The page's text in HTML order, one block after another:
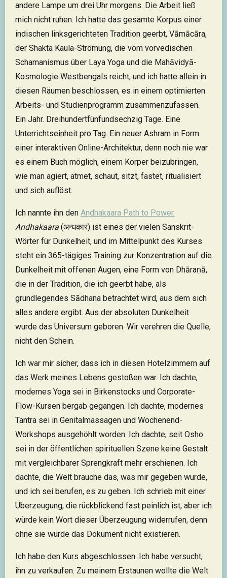
andere Lampe um drei Uhr morgens. Die Arbeit ließ
mich nicht ruhen. Ich hatte das gesamte Korpus einer
indischen linksgerichteten Tradition geerbt, Vāmācāra,
der Shakta Kaula-Strömung, die vom vorvedischen
Schamanismus über Laya Yoga und die Mahāvidyā-
Kosmologie Westbengals reicht, und ich hatte allein in
diesen Räumen beschlossen, es in einem optimierten
Arbeits- und Studienprogramm zusammenzufassen.
Ein Jahr. Dreihundertfünfundsechzig Tage. Eine
Unterrichtseinheit pro Tag. Ein neuer Ashram in Form
einer interaktiven Online-Architektur, denn noch nie war
es einem Buch möglich, einem Körper beizubringen,
wie man agiert, atmet, schaut, sitzt, fastet, ritualisiert
und sich auflöst.
Ich nannte ihn den Andhakaara Path to Power.
Andhakaara (अन्धकार) ist eines der vielen Sanskrit-
Wörter für Dunkelheit, und im Mittelpunkt des Kurses
steht ein 365-tägiges Training zur Konzentration auf die
Dunkelheit mit offenen Augen, eine Form von Dhāraṇā,
die in der Tradition, die ich geerbt habe, als
grundlegendes Sādhana betrachtet wird, aus dem sich
alles andere ergibt. Aus der absoluten Dunkelheit
wurde das Universum geboren. Wir verehren die Quelle,
nicht den Schein.
Ich war mir sicher, dass ich in diesen Hotelzimmern auf
das Werk meines Lebens gestoßen war. Ich dachte,
modernes Yoga sei in Birkenstocks und Corporate-
Flow-Kursen bergab gegangen. Ich dachte, modernes
Tantra sei in Genitalmassagen und Wochenend-
Workshops ausgehöhlt worden. Ich dachte, seit Osho
sei in der öffentlichen spirituellen Szene keine Gestalt
mit vergleichbarer Sprengkraft mehr erschienen. Ich
dachte, die Welt brauche das, was mir gegeben wurde,
und ich sei berufen, es zu geben. Ich schrieb mit einer
Überzeugung, die rückblickend fast peinlich ist, aber ich
würde kein Wort dieser Überzeugung widerrufen, denn
ohne sie würde das Dokument nicht existieren.
Ich habe den Kurs abgeschlossen. Ich habe versucht,
ihn zu verkaufen. Zu meinem Erstaunen wollte die Welt